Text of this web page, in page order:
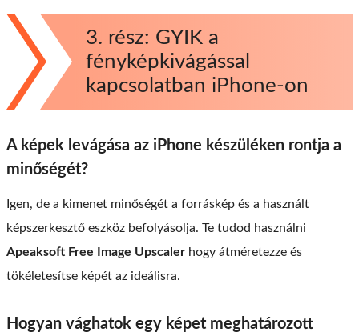
3. rész: GYIK a
fényképkivágással
kapcsolatban iPhone-on
A képek levágása az iPhone készüléken rontja a
minőségét?
Igen, de a kimenet minőségét a forráskép és a használt
képszerkesztő eszköz befolyásolja. Te tudod használni
Apeaksoft Free Image Upscaler hogy átméretezze és
tökéletesítse képét az ideálisra.
Hogyan vághatok egy képet meghatározott